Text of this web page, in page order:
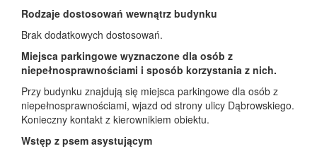
Rodzaje dostosowań wewnątrz budynku
Brak dodatkowych dostosowań.
Miejsca parkingowe wyznaczone dla osób z
niepełnosprawnościami i sposób korzystania z nich.
Przy budynku znajdują się miejsca parkingowe dla osób z
niepełnosprawnościami, wjazd od strony ulicy Dąbrowskiego.
Konieczny kontakt z kierownikiem obiektu.
Wstęp z psem asystującym